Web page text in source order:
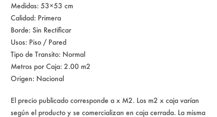
Medidas: 53×53 cm
Calidad: Primera
Borde: Sin Rectificar
Usos: Piso / Pared
Tipo de Transito: Normal
Metros por Caja: 2.00 m2
Origen: Nacional
El precio publicado corresponde a x M2. Los m2 x caja varían
según el producto y se comercializan en caja cerrada. La misma